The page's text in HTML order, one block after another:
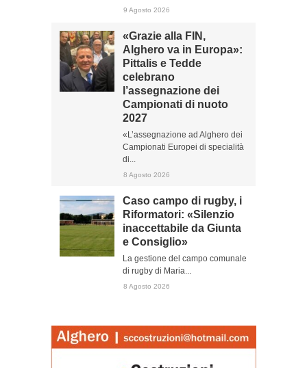
9 Agosto 2026
«Grazie alla FIN,
Alghero va in Europa»:
Pittalis e Tedde
celebrano
l’assegnazione dei
Campionati di nuoto
2027
«L’assegnazione ad Alghero dei
Campionati Europei di specialità
di...
8 Agosto 2026
Caso campo di rugby, i
Riformatori: «Silenzio
inaccettabile da Giunta
e Consiglio»
La gestione del campo comunale
di rugby di Maria...
8 Agosto 2026